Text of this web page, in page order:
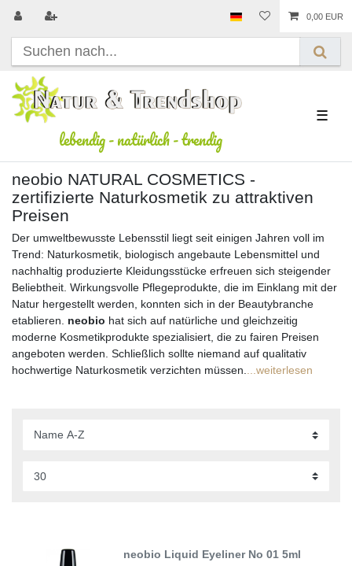
0,00 EUR
lebendig-natürlich-trendig
☰
neobio NATURAL COSMETICS -
zertifizierte Naturkosmetik zu attraktiven
Preisen
Der umweltbewusste Lebensstil liegt seit einigen Jahren voll im
Trend: Naturkosmetik, biologisch angebaute Lebensmittel und
nachhaltig produzierte Kleidungsstücke erfreuen sich steigender
Beliebtheit. Wirkungsvolle Pflegeprodukte, die im Einklang mit der
Natur hergestellt werden, konnten sich in der Beautybranche
etablieren. neobio hat sich auf natürliche und gleichzeitig
moderne Kosmetikprodukte spezialisiert, die zu fairen Preisen
angeboten werden. Schließlich sollte niemand auf qualitativ
hochwertige Naturkosmetik verzichten müssen.
...weiterlesen
neobio Liquid Eyeliner No 01 5ml